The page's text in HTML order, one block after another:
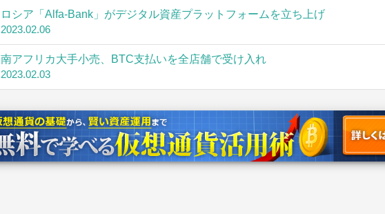
ロシア「Alfa-Bank」がデジタル資産プラットフォームを立ち上げ
2023.02.06
南アフリカ大手小売、BTC支払いを全店舗で受け入れ
2023.02.03